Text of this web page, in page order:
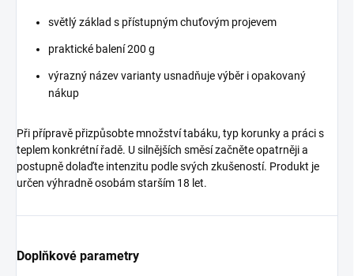
světlý základ s přístupným chuťovým projevem
praktické balení 200 g
výrazný název varianty usnadňuje výběr i opakovaný
nákup
Při přípravě přizpůsobte množství tabáku, typ korunky a práci s
teplem konkrétní řadě. U silnějších směsí začněte opatrněji a
postupně dolaďte intenzitu podle svých zkušeností. Produkt je
určen výhradně osobám starším 18 let.
Doplňkové parametry